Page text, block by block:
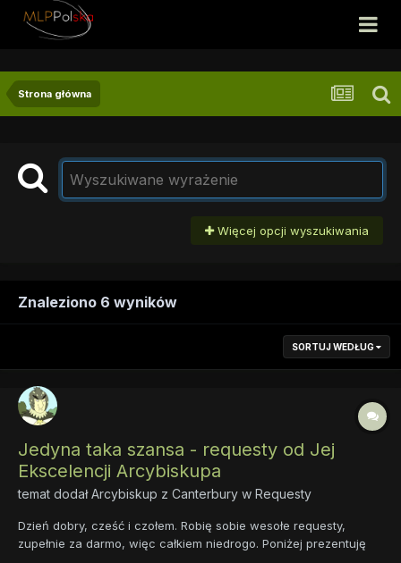
Strona główna
Więcej opcji wyszukiwania
Znaleziono 6 wyników
SORTUJ WEDŁUG
Jedyna taka szansa - requesty od Jej
Ekscelencji Arcybiskupa
temat dodałArcybiskup z Canterbury w Requesty
Dzień dobry, cześć i czołem. Robię sobie wesołe requesty,
zupełnie za darmo, więc całkiem niedrogo. Poniżej prezentuję